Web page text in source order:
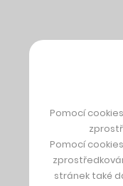
Pomocí
Pomocí
stránek také